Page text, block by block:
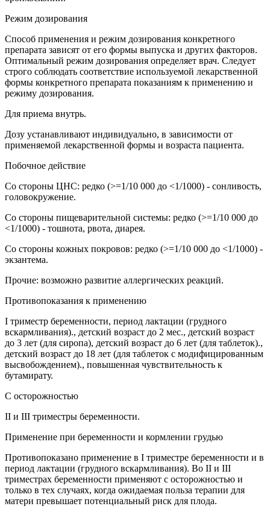
Режим дозирования
Способ применения и режим дозирования конкретного
препарата зависят от его формы выпуска и других факторов.
Оптимальный режим дозирования определяет врач. Следует
строго соблюдать соответствие используемой лекарственной
формы конкретного препарата показаниям к применению и
режиму дозирования.
Для приема внутрь.
Дозу устанавливают индивидуально, в зависимости от
применяемой лекарственной формы и возраста пациента.
Побочное действие
Со стороны ЦНС: редко (>=1/10 000 до <1/1000) - сонливость,
головокружение.
Со стороны пищеварительной системы: редко (>=1/10 000 до
<1/1000) - тошнота, рвота, диарея.
Со стороны кожных покровов: редко (>=1/10 000 до <1/1000) -
экзантема.
Прочие: возможно развитие аллергических реакций.
Противопоказания к применению
I триместр беременности, период лактации (грудного
вскармливания)., детский возраст до 2 мес., детский возраст
до 3 лет (для сиропа), детский возраст до 6 лет (для таблеток).,
детский возраст до 18 лет (для таблеток с модифицированным
высвобождением)., повышенная чувствительность к
бутамирату.
С осторожностью
II и III триместры беременности.
Применение при беременности и кормлении грудью
Противопоказано применение в I триместре беременности и в
период лактации (грудного вскармливания). Во II и III
триместрах беременности применяют с осторожностью и
только в тех случаях, когда ожидаемая польза терапии для
матери превышает потенциальный риск для плода.